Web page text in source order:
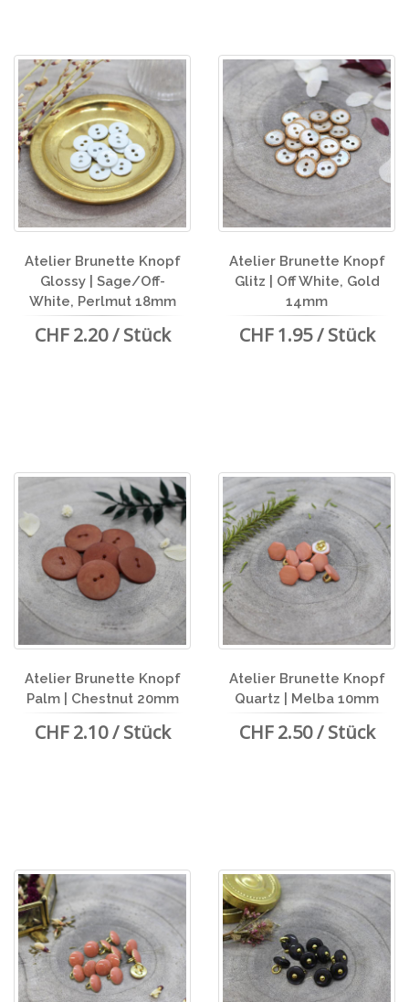
Atelier Brunette Knopf
Glossy | Sage/Off-
White, Perlmut 18mm
CHF 2.20 / Stück
Atelier Brunette Knopf
Glitz | Off White, Gold
14mm
CHF 1.95 / Stück
Atelier Brunette Knopf
Palm | Chestnut 20mm
CHF 2.10 / Stück
Atelier Brunette Knopf
Quartz | Melba 10mm
CHF 2.50 / Stück